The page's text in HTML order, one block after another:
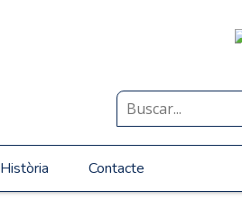
Història Contacte